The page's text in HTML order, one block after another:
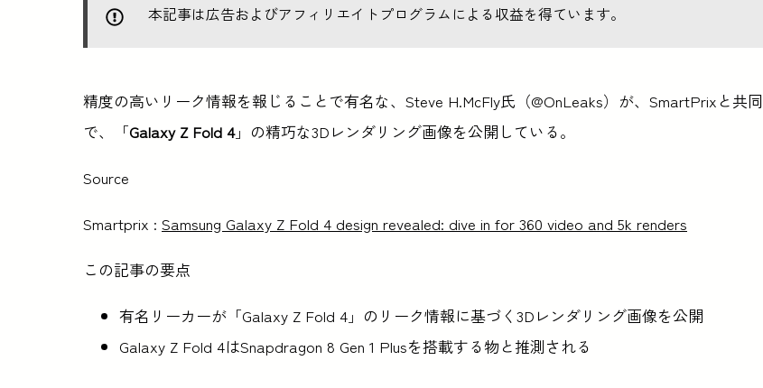
本記事は広告およびアフィリエイトプログラムによる収益を得ています。
精度の高いリーク情報を報じることで有名な、Steve H.McFly氏（@OnLeaks）が、SmartPrixと共同
で、「Galaxy Z Fold 4」の精巧な3Dレンダリング画像を公開している。
Source
Smartprix : Samsung Galaxy Z Fold 4 design revealed: dive in for 360 video and 5k renders
この記事の要点
有名リーカーが「Galaxy Z Fold 4」のリーク情報に基づく3Dレンダリング画像を公開
Galaxy Z Fold 4はSnapdragon 8 Gen 1 Plusを搭載する物と推測される